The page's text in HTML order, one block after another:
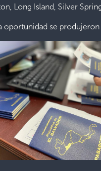
Long Island, Silver
oportunidad se